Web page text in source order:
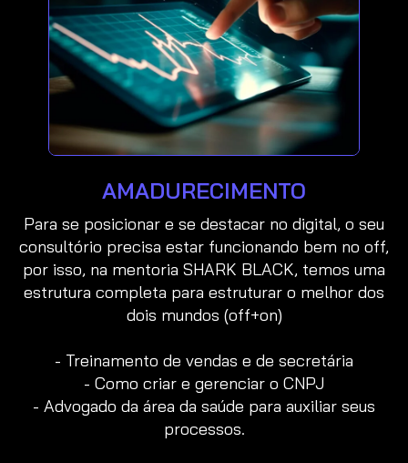
AMADURECIMENTO
Para se posicionar e se destacar no digital, o seu
consultório precisa estar funcionando bem no off,
por isso, na mentoria SHARK BLACK, temos uma
estrutura completa para estruturar o melhor dos
dois mundos (off+on)
- Treinamento de vendas e de secretária
- Como criar e gerenciar o CNPJ
- Advogado da área da saúde para auxiliar seus
processos.